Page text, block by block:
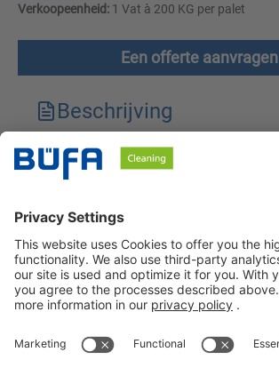
Verkoopeenheid: 1 Vat à 200 KG per palet
Een offerte aanvragen
Beschrijving
Technische kenmerken
Veiligheidsinstructies